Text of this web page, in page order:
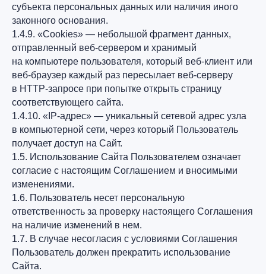
субъекта персональных данных или наличия иного
законного основания.
1.4.9. «Cookies» — небольшой фрагмент данных,
отправленный веб-сервером и хранимый
на компьютере пользователя, который веб-клиент или
веб-браузер каждый раз пересылает веб-серверу
в HTTP-запросе при попытке открыть страницу
соответствующего сайта.
1.4.10. «IP-адрес» — уникальный сетевой адрес узла
в компьютерной сети, через который Пользователь
получает доступ на Сайт.
1.5. Использование Сайта Пользователем означает
согласие с настоящим Соглашением и вносимыми
изменениями.
1.6. Пользователь несет персональную
ответственность за проверку настоящего Соглашения
на наличие изменений в нем.
1.7. В случае несогласия с условиями Соглашения
Пользователь должен прекратить использование
Сайта.